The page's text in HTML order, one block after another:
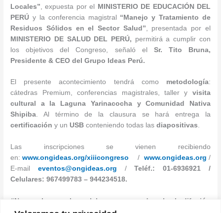
Locales” , expuesta por el MINISTERIO DE EDUCACIÓN DEL
PERÚ y la conferencia magistral “Manejo y Tratamiento de
Residuos Sólidos en el Sector Salud” , presentada por el
MINISTERIO DE SALUD DEL PERÚ, permitirá a cumplir con
los objetivos del Congreso, señaló el Sr. Tito Bruna,
Presidente & CEO del Grupo Ideas Perú.
El presente acontecimiento tendrá como metodología:
cátedras Premium, conferencias magistrales, taller y visita
cultural a la Laguna Yarinacocha y Comunidad Nativa
Shipiba. Al término de la clausura se hará entrega la
certificación y un USB conteniendo todas lasdiapositivas.
Las inscripciones se vienen recibiendo
en:www.ongideas.org/xiiicongreso / www.ongideas.org /
E-mail eventos@ongideas.org /Teléf.: 01-6936921 /
Celulares: 967499783 – 944234518.
“No me alcanzan las palabras para agradecerles la
difusión